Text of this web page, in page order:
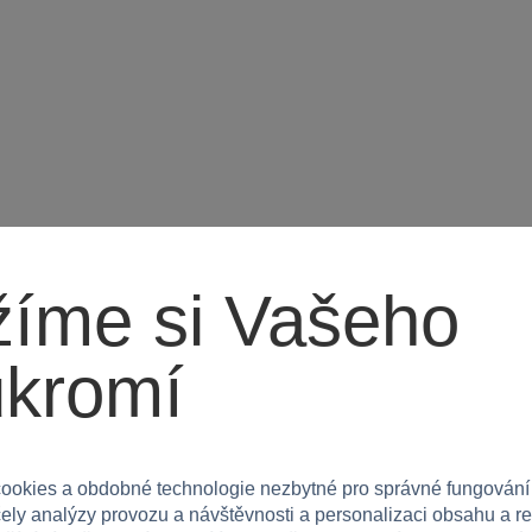
si Vašeho
a obdobné technologie nezbytné pro správné
analýzy provozu a návštěvnosti a personalizaci obsahu a